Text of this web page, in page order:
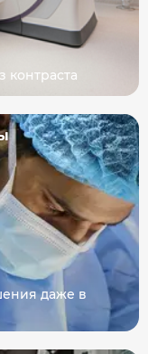
контраста
даже в